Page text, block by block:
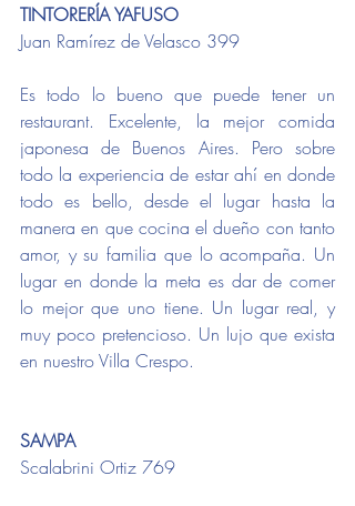
TINTORERÍA YAFUSO
Juan Ramírez de Velasco 399
Es todo lo bueno que puede tener un
restaurant. Excelente, la mejor comida
japonesa de Buenos Aires. Pero sobre
todo la experiencia de estar ahí en donde
todo es bello, desde el lugar hasta la
manera en que cocina el dueño con tanto
amor, y su familia que lo acompaña. Un
lugar en donde la meta es dar de comer
lo mejor que uno tiene. Un lugar real, y
muy poco pretencioso. Un lujo que exista
en nuestro Villa Crespo.
SAMPA
Scalabrini Ortiz 769